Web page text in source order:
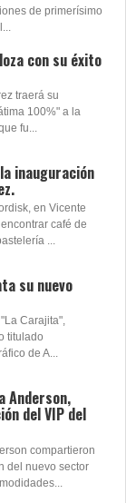
de primerísimo
con su éxito
traerá su
100%" a la
fu...
inauguración
en Vicente
café de
...
su nuevo
Carajita",
titulado
de A...
Anderson,
del VIP del
compartieron
del nuevo sector